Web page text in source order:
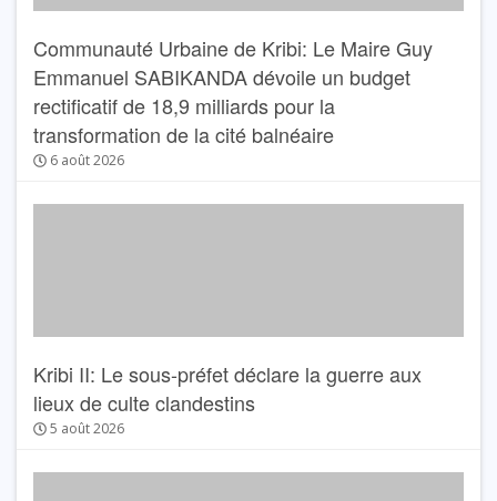
Communauté Urbaine de Kribi: Le Maire Guy
Emmanuel SABIKANDA dévoile un budget
rectificatif de 18,9 milliards pour la
transformation de la cité balnéaire
6 août 2026
Kribi II: Le sous-préfet déclare la guerre aux
lieux de culte clandestins
5 août 2026